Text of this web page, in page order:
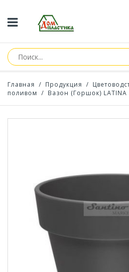
Главная / Продукция /
поливом / Вазон (Горшок) LATINA